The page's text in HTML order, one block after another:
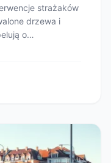
strażaków
drzewa i
o